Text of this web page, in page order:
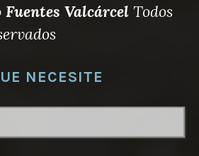
Valcárcel Todos
NECESITE